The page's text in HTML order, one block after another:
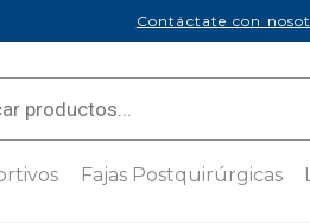
Fajas Postquirúrgicas
Contáctate con